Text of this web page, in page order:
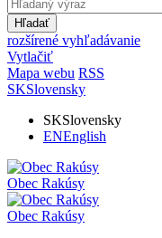
Hľadať
rozšírené vyhľadávanie
Vytlačiť
Mapa webu RSS
SKSlovensky
SKSlovensky
ENEnglish
Obec Rakúsy
Obec Rakúsy